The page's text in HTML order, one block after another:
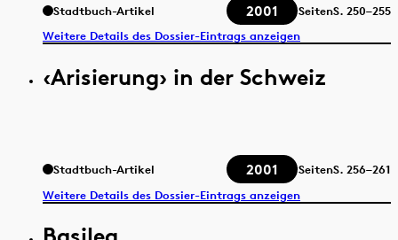
Stadtbuch-Artikel 2001 SeitenS. 250–255
Weitere Details des Dossier-Eintrags anzeigen
‹Arisierung› in der Schweiz
Stadtbuch-Artikel 2001 SeitenS. 256–261
Weitere Details des Dossier-Eintrags anzeigen